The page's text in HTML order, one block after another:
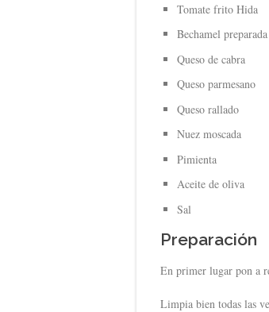
Tomate frito Hida
Bechamel preparada
Queso de cabra
Queso parmesano
Queso rallado
Nuez moscada
Pimienta
Aceite de oliva
Sal
Preparación
En primer lugar pon a
Limpia bien todas las